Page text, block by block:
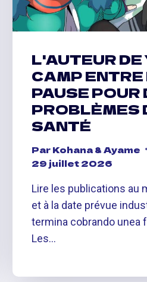
L'AUTEUR DE
CAMP ENTRE
PAUSE POUR
PROBLÈMES
SANTÉ
Par Kohana & Ayame
29 juillet 2026
Lire les publications au
et à la date prévue
termina cobrando unea
Les…